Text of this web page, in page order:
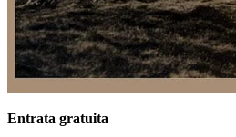
Entrata gratuita